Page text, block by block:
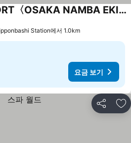
APA HOTEL＆RESORT〈OSAKA NAMBA EKIMAE TOWER〉
Station에서 1.0km
요금 보기
공유 즐